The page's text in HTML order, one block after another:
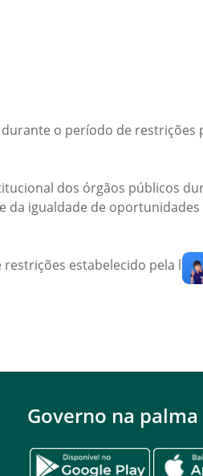
o período de restrições
dos órgãos públicos
da igualdade de
estabelecido pela
Governo na